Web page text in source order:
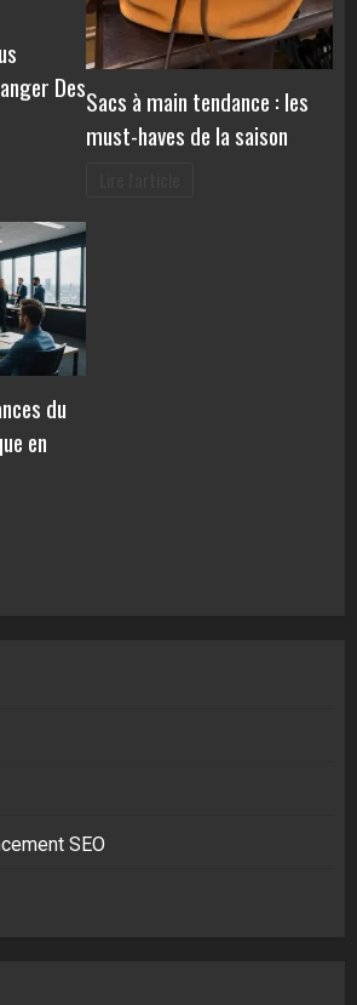
DesSacs à main tendance : les
must-haves de la saison
du
en
SEO